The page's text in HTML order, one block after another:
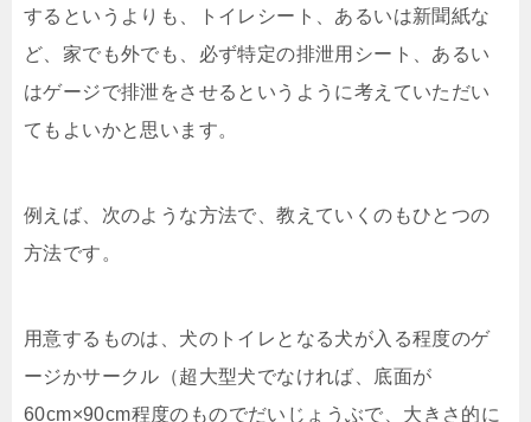
するというよりも、トイレシート、あるいは新聞紙な
ど、家でも外でも、必ず特定の排泄用シート、あるい
はゲージで排泄をさせるというように考えていただい
てもよいかと思います。
例えば、次のような方法で、教えていくのもひとつの
方法です。
用意するものは、犬のトイレとなる犬が入る程度のゲ
ージかサークル（超大型犬でなければ、底面が
60cm×90cm程度のものでだいじょうぶで、大きさ的に